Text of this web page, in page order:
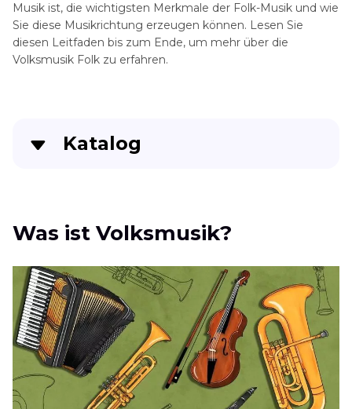
Musik ist, die wichtigsten Merkmale der Folk-Musik und wie
Sie diese Musikrichtung erzeugen können. Lesen Sie
diesen Leitfaden bis zum Ende, um mehr über die
Volksmusik Folk zu erfahren.
Katalog
Die wichtigsten Merkmale der Volksmusik
Beste klassische Folkmusik aller Zeiten
FAQs der Volksmusik
Schlusswort
Was ist Volksmusik?